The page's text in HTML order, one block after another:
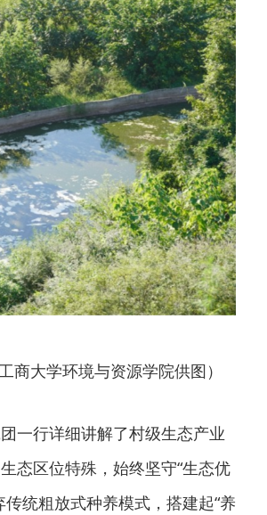
商大学环境与资源学院供图）
一行详细讲解了村级生态产业
态区位特殊，始终坚守“生态优
统粗放式种养模式，搭建起“养